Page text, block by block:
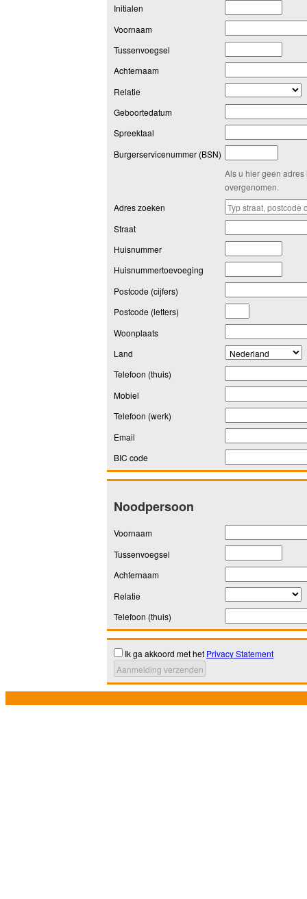
Initialen
Voornaam
Tussenvoegsel
Achternaam
Relatie
Geboortedatum
Spreektaal
Burgerservicenummer (BSN)
Als u hier geen
overgenomen.
Adres zoeken
Straat
Huisnummer
Huisnummertoevoeging
Postcode (cijfers)
Postcode (letters)
Woonplaats
Land
Telefoon (thuis)
Mobiel
Telefoon (werk)
Email
BIC code
Noodpersoon
Voornaam
Tussenvoegsel
Achternaam
Relatie
Telefoon (thuis)
Ik ga akkoord met het Privacy Statement